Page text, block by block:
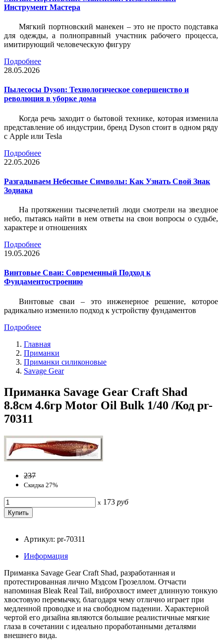
Инструмент Мастера
Мягкий портновский манекен – это не просто подставка
для одежды, а полноправный участник рабочего процесса,
имитирующий человеческую фигуру
Подробнее
28.05.2026
Пылесосы Dyson: Технологическое совершенство и
революция в уборке дома
Когда речь заходит о бытовой технике, которая изменила
представление об индустрии, бренд Dyson стоит в одном ряду
с Apple или Tesla
Подробнее
22.05.2026
Разгадываем Небесные Символы: Как Узнать Свой Знак
Зодиака
На протяжении тысячелетий люди смотрели на звездное
небо, пытаясь найти в нем ответы на свои вопросы о судьбе,
характере и отношениях
Подробнее
19.05.2026
Винтовые Сваи: Современный Подход к
Фундаментостроению
Винтовые сваи – это инженерное решение, которое
радикально изменило подход к устройству фундаментов
Подробнее
Главная
Приманки
Приманки силиконовые
Savage Gear
Приманка Savage Gear Craft Shad
8.8см 4.6гр Motor Oil Bulk 1/40 /Код pr-
70311
237
Скидка 27%
x 173 руб
Артикул: pr-70311
Информация
Приманка Savage Gear Craft Shad, разработанная и
протестированная лично Мэдсом Грозеллом. Отчасти
напоминая Bleak Real Tail, виброхвост имеет длинную тонкую
хвостовую перемычку, благодаря чему отлично играет при
медленной проводке и на свободном падении. Характерной
чертой его дизайна являются большие реалистичные мягкие
глаза в сочетании с идеально проработанными деталями
внешнего вида.